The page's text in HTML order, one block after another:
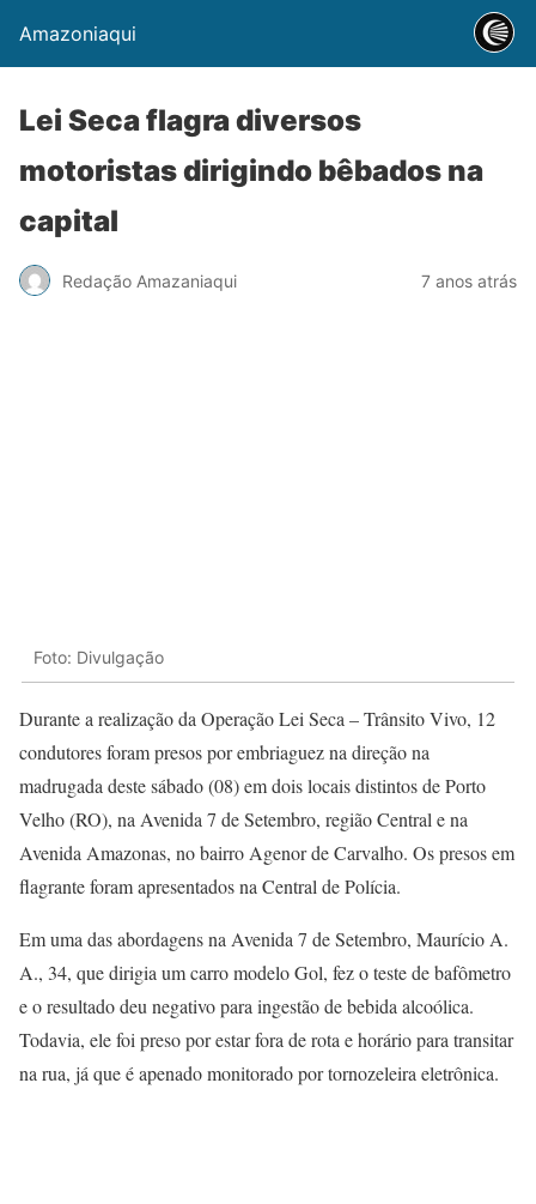
Amazoniaqui
Lei Seca flagra diversos
motoristas dirigindo bêbados na
capital
Redação Amazaniaqui 7 anos atrás
Foto: Divulgação
Durante a realização da Operação Lei Seca – Trânsito Vivo, 12
condutores foram presos por embriaguez na direção na
madrugada deste sábado (08) em dois locais distintos de Porto
Velho (RO), na Avenida 7 de Setembro, região Central e na
Avenida Amazonas, no bairro Agenor de Carvalho. Os presos em
flagrante foram apresentados na Central de Polícia.
Em uma das abordagens na Avenida 7 de Setembro, Maurício A.
A., 34, que dirigia um carro modelo Gol, fez o teste de bafômetro
e o resultado deu negativo para ingestão de bebida alcoólica.
Todavia, ele foi preso por estar fora de rota e horário para transitar
na rua, já que é apenado monitorado por tornozeleira eletrônica.